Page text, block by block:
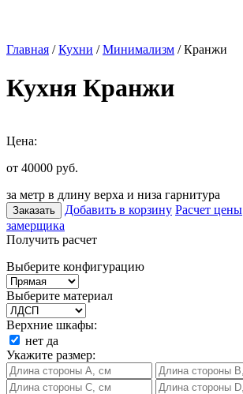
Главная /Кухни /Минимализм / Кранжи
Кухня Кранжи
Цена:
от 40000 руб.
за метр в длину верха и низа гарнитура
Заказать Добавить в корзину Расчет цены
замерщика
Получить расчет
Выберите конфигурацию
Выберите материал
Верхние шкафы:
нет да
Укажите размер: